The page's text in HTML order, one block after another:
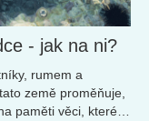
- jak na ni?
rumem a
země proměňuje,
paměti věci, které